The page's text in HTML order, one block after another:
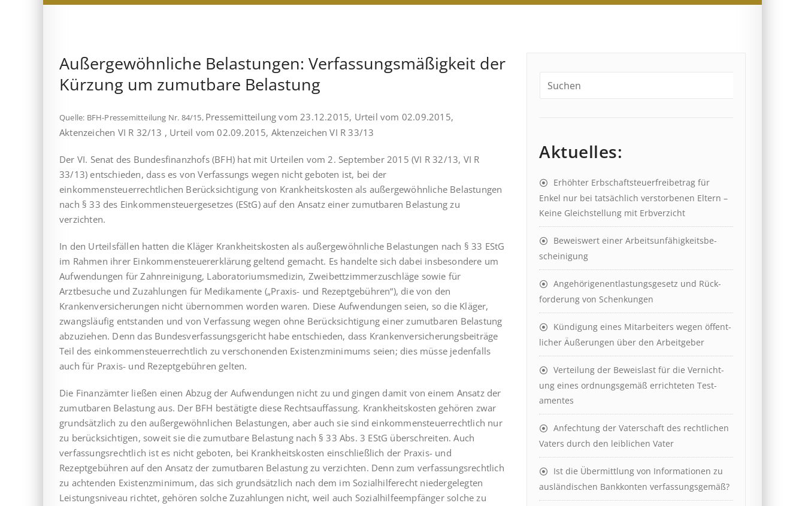
Außergewöhnliche Belastungen: Verfassungsmäßigkeit der
Kürzung um zumutbare Belastung
Quelle: BFH-Pressemitteilung Nr. 84/15, Pressemitteilung vom 23.12.2015, Urteil vom 02.09.2015,
Aktenzeichen VI R 32/13 , Urteil vom 02.09.2015, Aktenzeichen VI R 33/13
Der VI. Senat des Bundesfinanzhofs (BFH) hat mit Urteilen vom 2. September 2015 (VI R 32/13, VI R
33/13) entschieden, dass es von Verfassungs wegen nicht geboten ist, bei der
einkommensteuerrechtlichen Berücksichtigung von Krankheitskosten als außergewöhnliche Belastungen
nach § 33 des Einkommensteuergesetzes (EStG) auf den Ansatz einer zumutbaren Belastung zu
verzichten.
In den Urteilsfällen hatten die Kläger Krankheitskosten als außergewöhnliche Belastungen nach § 33 EStG
im Rahmen ihrer Einkommensteuererklärung geltend gemacht. Es handelte sich dabei insbesondere um
Aufwendungen für Zahnreinigung, Laboratoriumsmedizin, Zweibettzimmerzuschläge sowie für
Arztbesuche und Zuzahlungen für Medikamente („Praxis- und Rezeptgebühren“), die von den
Krankenversicherungen nicht übernommen worden waren. Diese Aufwendungen seien, so die Kläger,
zwangsläufig entstanden und von Verfassung wegen ohne Berücksichtigung einer zumutbaren Belastung
abzuziehen. Denn das Bundesverfassungsgericht habe entschieden, dass Krankenversicherungsbeiträge
Teil des einkommen­steuer­recht­lich zu verschonenden Existenzminimums seien; dies müsse jedenfalls
auch für Praxis- und Rezeptgebühren gelten.
Die Finanzämter ließen einen Abzug der Aufwendungen nicht zu und gingen damit von einem Ansatz der
zumutbaren Belastung aus. Der BFH bestätigte diese Rechtsauffassung. Krankheits­kosten gehören zwar
grundsätzlich zu den außergewöhnlichen Belastungen, aber auch sie sind einkommensteuerrechtlich nur
zu berücksichtigen, soweit sie die zumutbare Belastung nach § 33 Abs. 3 EStG überschreiten. Auch
verfassungsrechtlich ist es nicht geboten, bei Krankheitskosten einschließlich der Praxis- und
Rezeptgebühren auf den Ansatz der zumutbaren Belastung zu verzichten. Denn zum verfassungsrechtlich
zu achtenden Existenzminimum, das sich grundsätzlich nach dem im Sozial­hilferecht niedergelegten
Leistungsniveau richtet, gehören solche Zuzahlungen nicht, weil auch Sozialhilfeempfänger solche zu
Aktuelles:
Erhöhter Erb­schaft­steuer­frei­be­trag für
Enkel nur bei tat­säch­lich ver­storb­en­en Eltern –
Keine Gleich­stell­ung mit Erb­verzicht
Beweis­wert einer Arbeits­un­fähig­keits­be­
scheinig­ung
Angehörigenent­lastungs­ge­setz und Rück­
ford­er­ung von Schenk­ung­en
Kündigung eines Mit­ar­beit­ers wegen öffent­
lich­er Äuß­er­ung­en über den Ar­beit­geber
Ver­teil­ung der Be­weis­last für die Ver­nicht­
ung eines ord­nungs­ge­mäß er­richt­et­en Test­
ament­es
Anfechtung der Vaterschaft des rechtlichen
Vaters durch den leiblichen Vater
Ist die Über­mitt­lung von In­for­mat­ion­en zu
aus­länd­isch­en Bank­kont­en ver­fass­ungs­ge­mäß?